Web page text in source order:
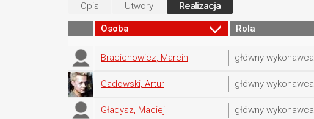
Opis Utwory Realizacja
Osoba Rola
Bracichowicz, Marcin główny wykonawca
Gadowski, Artur główny wykonawca
Gładysz, Maciej główny wykonawca